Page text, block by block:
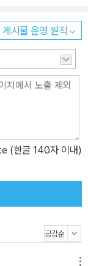
다. “따뜻한 느낌 혹
성우, 혹은 10대의
”를 선정하는 일부
디렉팅까지 카피
보다는 발로 뛰어
홍보를 위해 몇 십
아래에 있어 티 나지
로운 카피라이터라
선배, 동기, 후배들
만 멋진 선배들과 일
마음이란. 하지만
든 사람이든 적당
게시물 운영 원칙
(한글 140자 이내)